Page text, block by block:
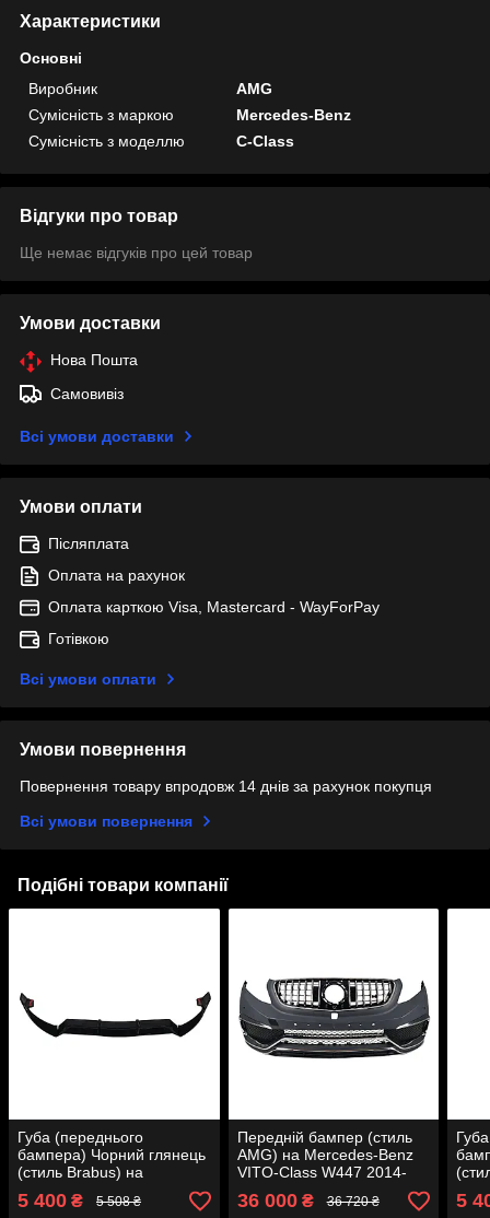
Характеристики
Основні
Виробник
AMG
Сумісність з маркою
Mercedes-Benz
Сумісність з моделлю
C-Class
Відгуки про товар
Ще немає відгуків про цей товар
Умови доставки
Нова Пошта
Самовивіз
Всі умови доставки
Умови оплати
Післяплата
Оплата на рахунок
Оплата карткою Visa, Mastercard - WayForPay
Готівкою
Всі умови оплати
Умови повернення
Повернення товару впродовж 14 днів за рахунок покупця
Всі умови повернення
Подібні товари компанії
Губа (переднього
бампера) Чорний глянець
(стиль Brabus) на
Mercedes-Benz C-Class
W205 2014-2018 року
5 400 ₴ 5 508 ₴
Передній бампер (стиль
AMG) на Mercedes-Benz
VITO-Class W447 2014-
2019 року
36 000₴ 36 720 ₴ 5